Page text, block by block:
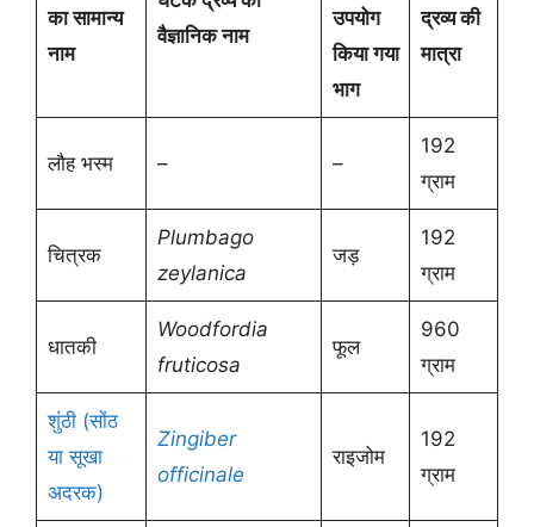
का सामान्य
नाम
वैज्ञानिक नाम
उपयोग
किया गया
भाग
द्रव्य की
मात्रा
लौह भस्म – –
192
ग्राम
चित्रक
Plumbago
zeylanica
जड़
192
ग्राम
धातकी
Woodfordia
fruticosa
फूल
960
ग्राम
शुंठी (सोंठ
या सूखा
अदरक)
Zingiber
officinale
राइजोम
192
ग्राम